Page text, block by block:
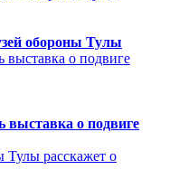
обороны Тулы
о подвиге